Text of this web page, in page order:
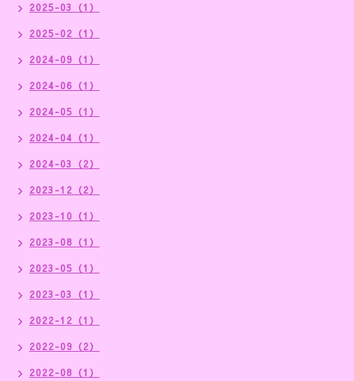
2025-03（1）
2025-02（1）
2024-09（1）
2024-06（1）
2024-05（1）
2024-04（1）
2024-03（2）
2023-12（2）
2023-10（1）
2023-08（1）
2023-05（1）
2023-03（1）
2022-12（1）
2022-09（2）
2022-08（1）